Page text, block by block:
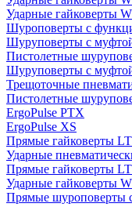
Ударные гайковерты
Шуроповерты с
Шуруповерты с
Пистолетные
Шуруповерты с
Трещоточные
Пистолетные
ErgoPulse PTX
ErgoPulse XS
Прямые гайковерты
Ударные
Прямые гайковерты
Ударные гайковерты
Прямые шуроповерты